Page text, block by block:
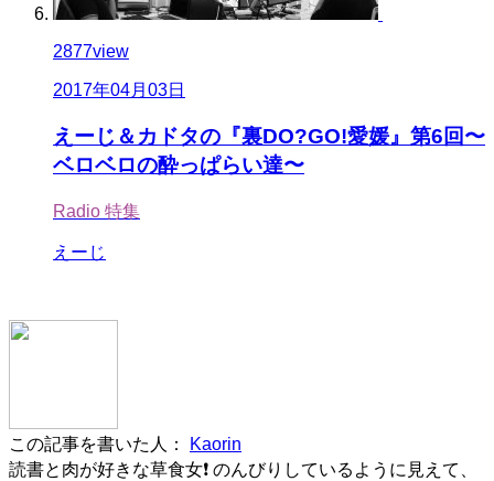
2877view
2017年04月03日
えーじ＆カドタの『裏DO?GO!愛媛』第6回〜
ベロベロの酔っぱらい達〜
Radio 特集
えーじ
この記事を書いた人：
Kaorin
読書と肉が好きな草食女❗ のんびりしているように見えて、